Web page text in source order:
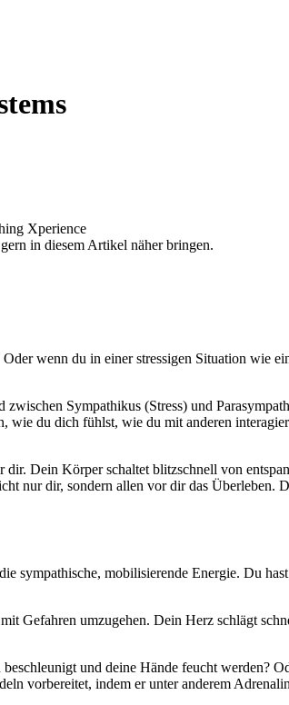
in diesem Artikel näher bringen.
wenn du in einer stressigen Situation wie
zwischen Sympathikus (Stress) und
du dich fühlst, wie du mit anderen
Dein Körper schaltet blitzschnell von
nur dir, sondern allen vor dir das Überleben.
sympathische, mobilisierende Energie. Du
Gefahren umzugehen. Dein Herz schlägt
und deine Hände feucht werden?
vorbereitet, indem er unter anderem